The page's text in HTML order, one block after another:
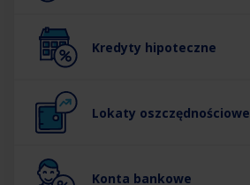
Kredyty hipoteczne
Lokaty oszczędnościowe
Konta bankowe